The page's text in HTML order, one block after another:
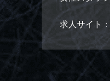
求人サイト：